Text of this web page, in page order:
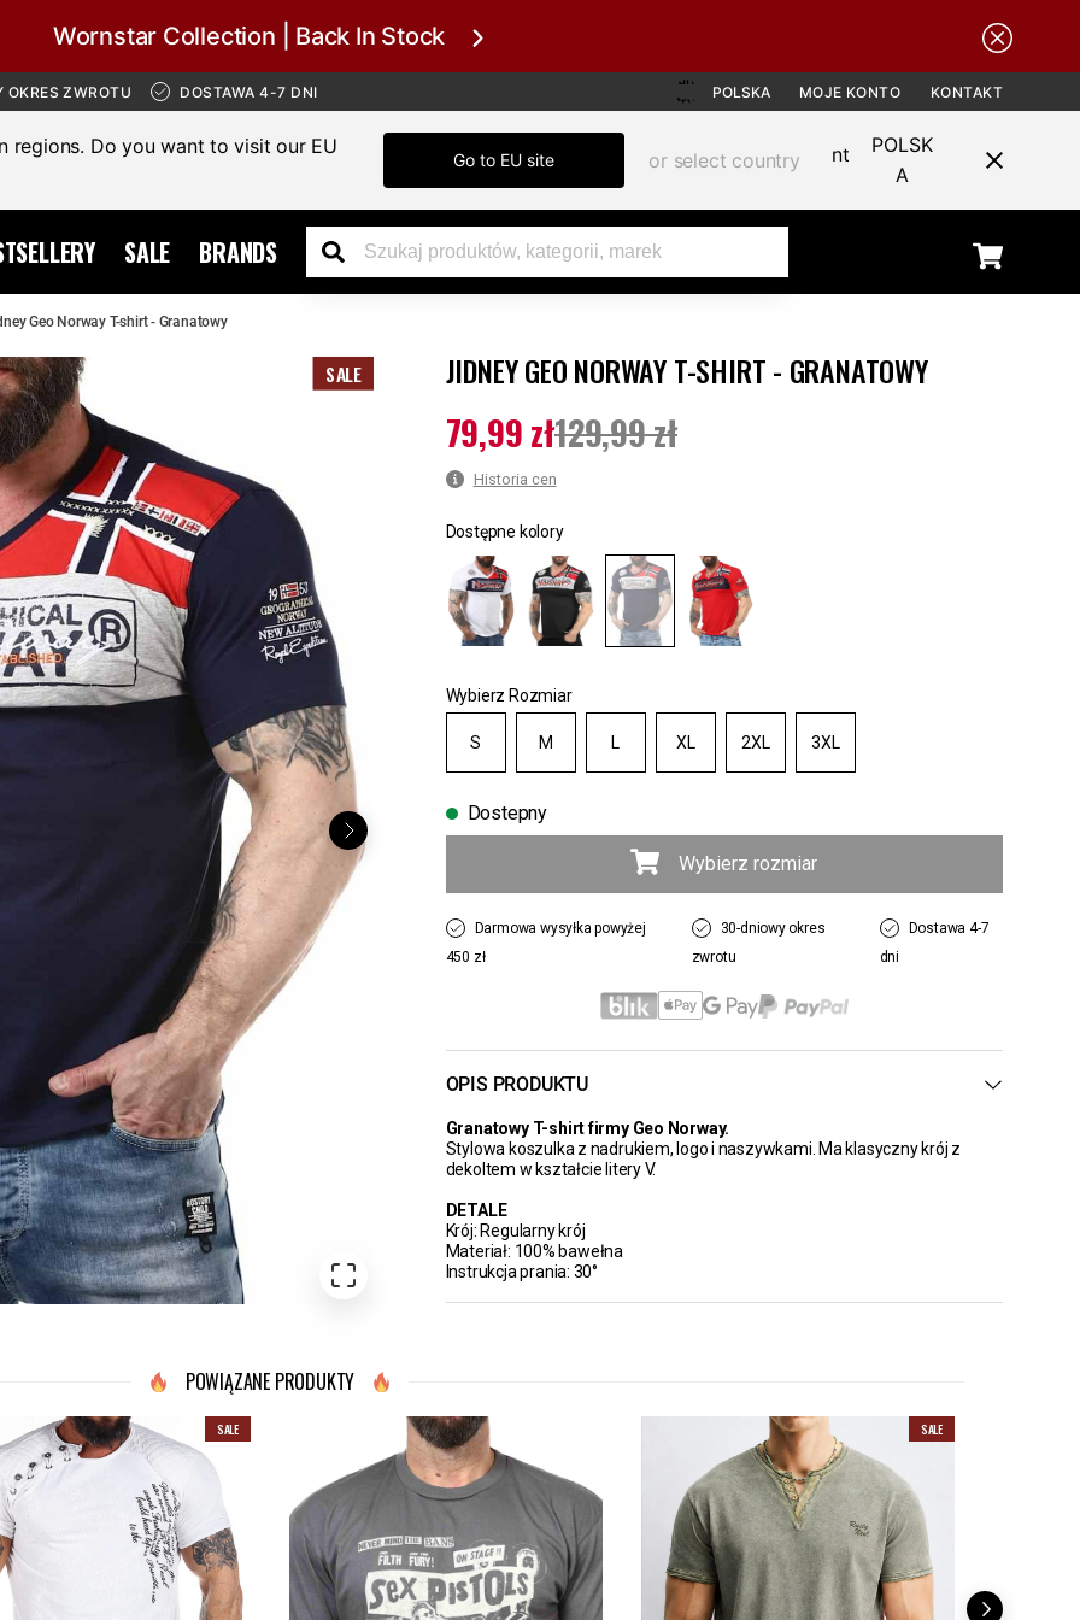
Wornstar Collection | Back In Stock
ZWROTU DOSTAWA 4-7 DNI POLSKA MOJE KONTO KONTAKT
regions. Do you want to visit our EU
Go to EU site or select country
POLSK
A
SALE BRANDS
Geo Norway T-shirt - Granatowy
SALE JIDNEY GEO NORWAY T-SHIRT - GRANATOWY
Aktualna cena:79,99 złPoprzednia cena
79,99 zł129,99 zł
Historia cen
Dostępne kolory
Wybierz Rozmiar
S M L XL 2XL 3XL
Dostepny
Wybierz rozmiar
Darmowa wysyłka powyżej
450 zł
30-dniowy okres
zwrotu
Dostawa 4-7
dni
OPIS PRODUKTU
Granatowy T-shirt firmy Geo Norway.
Stylowa koszulka z nadrukiem, logo i naszywkami. Ma klasyczny krój z
dekoltem w kształcie litery V.
DETALE
Krój: Regularny krój
Materiał: 100% bawełna
Instrukcja prania: 30°
POWIĄZANE PRODUKTY
SALE SALE